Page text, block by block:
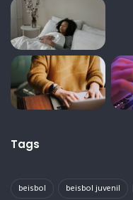
Tags
beisbol beisbol juvenil